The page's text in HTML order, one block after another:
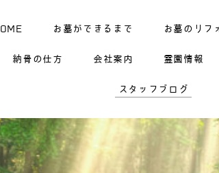
お墓ができるまで お墓のリフ
納骨の仕方 会社案内 霊園情報
スタッフブログ